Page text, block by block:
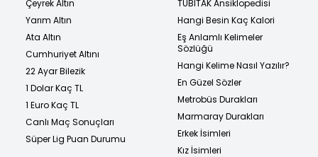
Çeyrek Altın
Yarım Altın
Ata Altın
Cumhuriyet Altını
22 Ayar Bilezik
1 Dolar Kaç TL
1 Euro Kaç TL
Canlı Maç Sonuçları
Süper Lig Puan Durumu
TÜBİTAK Ansiklopedisi
Hangi Besin Kaç Kalori
Eş Anlamlı Kelimeler
Sözlüğü
Hangi Kelime Nasıl Yazılır?
En Güzel Sözler
Metrobüs Durakları
Marmaray Durakları
Erkek İsimleri
Kız İsimleri